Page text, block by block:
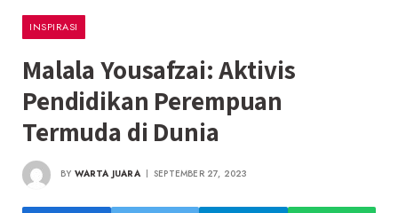
INSPIRASI
Malala Yousafzai: Aktivis
Pendidikan Perempuan
Termuda di Dunia
BY WARTA JUARA SEPTEMBER 27, 2023